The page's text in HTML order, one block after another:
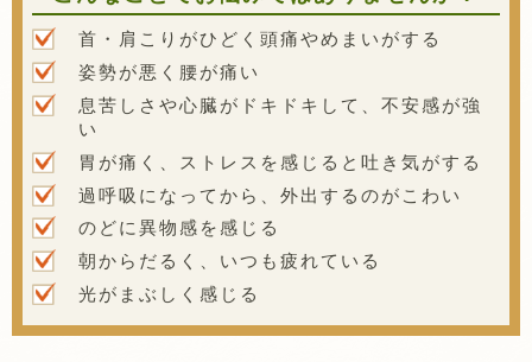
首・肩こりがひどく頭痛やめまいがする
姿勢が悪く腰が痛い
息苦しさや心臓がドキドキして、不安感が強
い
胃が痛く、ストレスを感じると吐き気がする
過呼吸になってから、外出するのがこわい
のどに異物感を感じる
朝からだるく、いつも疲れている
光がまぶしく感じる